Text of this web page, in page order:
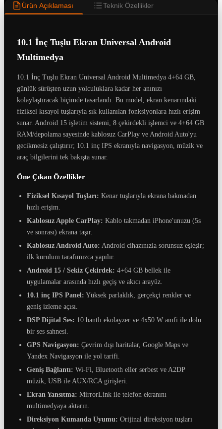
Ürün Açıklaması Teknik Özellikler
10.1 İnç Tuşlu Ekran Universal Android
Multimedya
10.1 İnç Tuşlu Ekran Universal Android Multimedya 4+64 GB,
günlük sürüşten uzun yolculuklara kadar her anınızı
kolaylaştıracak biçimde tasarlandı. Bu model, ekran kenarındaki
fiziksel kısayol tuşlarıyla sık kullanılan fonksiyonlara hızlı erişim
sunar. Android 15 işletim sistemi, 8 çekirdekli işlemci ve 4+64 GB
RAM/depolama sayesinde kablosuz CarPlay ve Android Auto'yu
gecikmesiz çalıştırır; 10.1 inç IPS ekranıyla navigasyon, müzik ve
araç bilgilerini tek bakışta sunar.
Öne Çıkan Özellikler
Fiziksel Kısayol Tuşları: Kenar tuşlarıyla ekrana bakmadan
hızlı erişim.
Kablosuz Apple CarPlay: Kablo takmadan iPhone'unuzu (5s
ve sonrası) ekrana taşır.
Kablosuz Android Auto: Android cihazınızla sorunsuz eşleşir;
ilk kurulum tarafımızca yapılır.
Android 15 / Sekiz Çekirdek: 4+64 GB bellek ile
uygulamalar arasında hızlı geçiş ve akıcı arayüz.
10.1 inç IPS Panel: Yüksek parlaklık, gerçekçi renkler ve
geniş izleme açısı.
DSP Dijital Ses: 10 bantlı ekolayzer ve 4x50 W amfi ile dolu
bir ses sahnesi.
GPS Navigasyon: Çevrim dışı haritalar, Google Maps ve
Yandex Navigasyon ile yol tarifi.
Geniş Bağlantı: Wi-Fi, Bluetooth eller serbest ve A2DP
müzik, USB ile AUX/RCA girişleri.
Ekran Yansıtma: MirrorLink ile telefon ekranını
multimedyaya aktarın.
Direksiyon Kumanda Uyumu: Orijinal direksiyon tuşları